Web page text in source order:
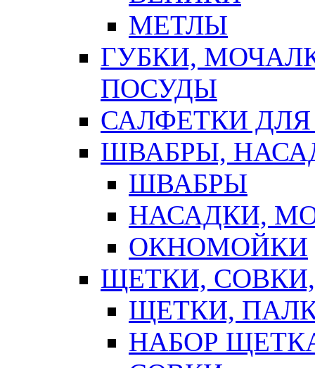
МЕТЛЫ
ГУБКИ,
ПОСУДЫ
САЛФЕТКИ
ШВАБРЫ,
ШВАБРЫ
НАСАДКИ,
ОКНОМОЙКИ
ЩЕТКИ,
ЩЕТКИ,
НАБОР